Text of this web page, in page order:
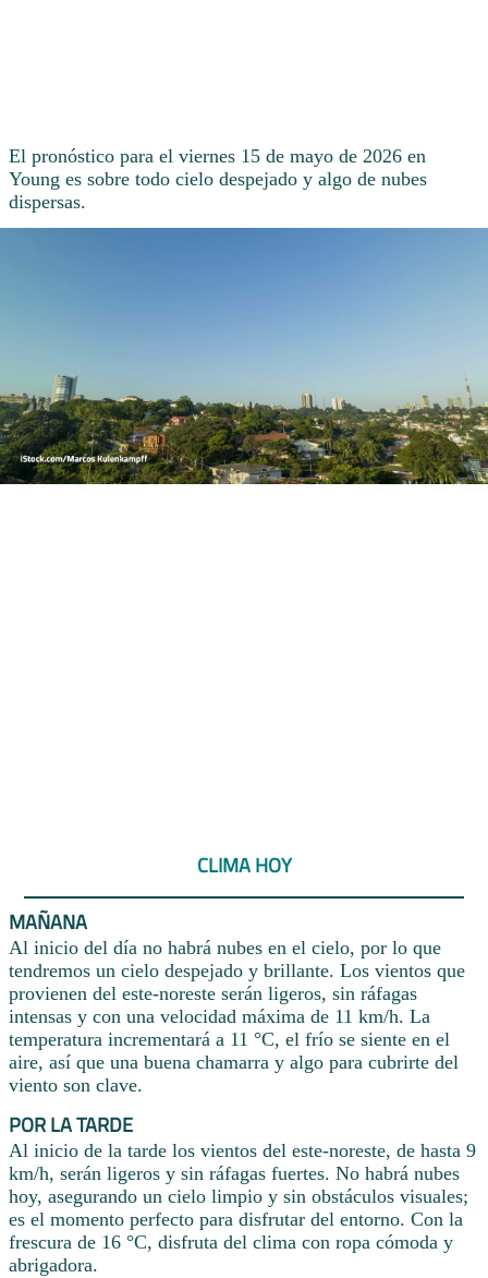
El pronóstico para el viernes 15 de mayo de 2026 en
Young es sobre todo cielo despejado y algo de nubes
dispersas.
CLIMA HOY
MAÑANA
Al inicio del día no habrá nubes en el cielo, por lo que
tendremos un cielo despejado y brillante. Los vientos que
provienen del este-noreste serán ligeros, sin ráfagas
intensas y con una velocidad máxima de 11 km/h. La
temperatura incrementará a 11 °C, el frío se siente en el
aire, así que una buena chamarra y algo para cubrirte del
viento son clave.
POR LA TARDE
Al inicio de la tarde los vientos del este-noreste, de hasta 9
km/h, serán ligeros y sin ráfagas fuertes. No habrá nubes
hoy, asegurando un cielo limpio y sin obstáculos visuales;
es el momento perfecto para disfrutar del entorno. Con la
frescura de 16 °C, disfruta del clima con ropa cómoda y
abrigadora.